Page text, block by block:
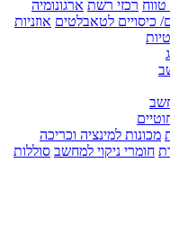
טווח רכזי רשת ארגונומיה
כיסויים לטאבלטים אוזניות
מכונות למינציה וכריכה
חומרי ניקוי למחשב סוללות